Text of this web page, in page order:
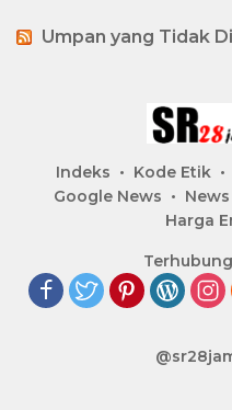
Umpan yang Tidak
Indeks Kode Etik
Google News
Harga